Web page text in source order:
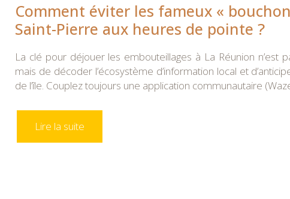
Comment éviter les fameux «
Saint-Pierre aux heures de pointe ?
La clé pour déjouer les embouteillages à La Réunion n’est
mais de décoder l’écosystème d’information local et
de l’île. Couplez toujours une application communautaire
Lire la suite